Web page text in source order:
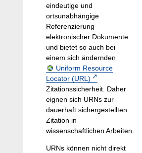
eindeutige und
ortsunabhängige
Referenzierung
elektronischer Dokumente
und bietet so auch bei
einem sich ändernden
Uniform Resource
Locator (URL)
Zitationssicherheit. Daher
eignen sich URNs zur
dauerhaft sichergestellten
Zitation in
wissenschaftlichen Arbeiten.
URNs können nicht direkt